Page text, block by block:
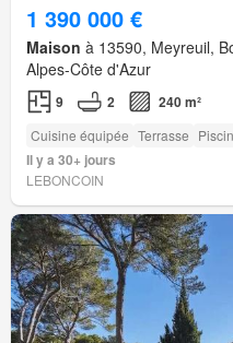
1 390 000 €
Maison à 13590, Meyreuil,
Alpes-Côte d'Azur
9 2 240 m²
Cuisine équipée Terrasse
Il y a 30+ jours
LEBONCOIN